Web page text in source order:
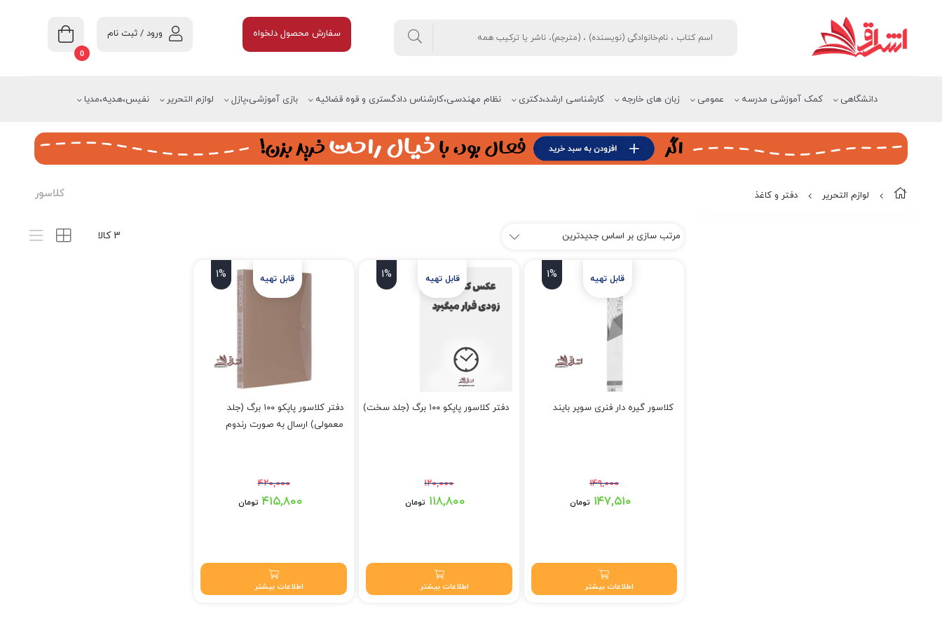
0
ورود / ثبت نام سفارش محصول دلخواه
بازی آموزشی،پازل دانشگاهی زبان های خارجه عمومی کارشناسی ارشد،دکتری کمک آموزشی مدرسه لوازم التحریر نظام مهندسی،کارشناس دادگستری و قوه قضائیه نفیس،هدیه،مدیا
کلاسور لوازم التحریر دفتر و کاغذ
3 کالا
1%
کلاسور گیره دار فنری سوپر بایند
۱۴۹,۰۰۰
قیمت اصلی: ۱۴۹,۰۰۰ تومان بود.۱۴۷,۵۱۰ تومان
اطلاعات بیشتر
1%
دفتر کلاسور پاپکو ۱۰۰ برگ (جلد سخت)
۱۲۰,۰۰۰
قیمت اصلی: ۱۲۰,۰۰۰ تومان بود.۱۱۸,۸۰۰ تومان
اطلاعات بیشتر
1%
دفتر کلاسور پاپکو ۱۰۰ برگ (جلد
معمولی) ارسال به صورت رندوم
۴۲۰,۰۰۰
قیمت اصلی: ۴۲۰,۰۰۰ تومان بود.۴۱۵,۸۰۰ تومان
اطلاعات بیشتر